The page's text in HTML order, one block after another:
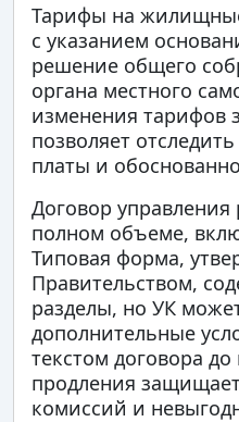
Тарифы на
с указанием
решение общего
органа местного
изменения тарифов
позволяет
платы и
Договор управления
полном объеме,
Типовая форма,
Правительством,
разделы, но УК
дополнительные
текстом договора
продления
комиссий и